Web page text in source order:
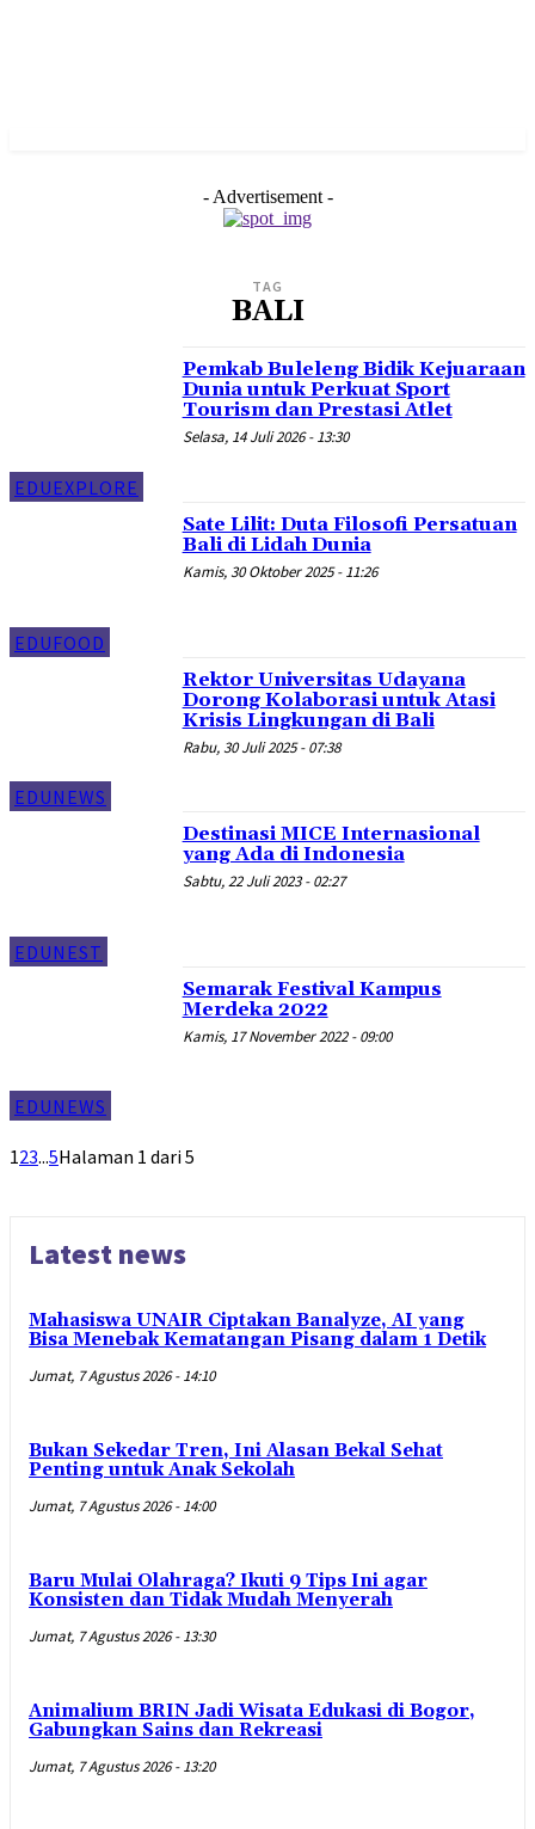
- Advertisement -
TAG
BALI
EDUEXPLORE
Pemkab Buleleng Bidik Kejuaraan
Dunia untuk Perkuat Sport
Tourism dan Prestasi Atlet
Selasa, 14 Juli 2026 - 13:30
EDUFOOD
Sate Lilit: Duta Filosofi Persatuan
Bali di Lidah Dunia
Kamis, 30 Oktober 2025 - 11:26
EDUNEWS
Rektor Universitas Udayana
Dorong Kolaborasi untuk Atasi
Krisis Lingkungan di Bali
Rabu, 30 Juli 2025 - 07:38
EDUNEST
Destinasi MICE Internasional
yang Ada di Indonesia
Sabtu, 22 Juli 2023 - 02:27
EDUNEWS
Semarak Festival Kampus
Merdeka 2022
Kamis, 17 November 2022 - 09:00
123...5Halaman 1 dari 5
Latest news
Mahasiswa UNAIR Ciptakan Banalyze, AI yang
Bisa Menebak Kematangan Pisang dalam 1 Detik
Jumat, 7 Agustus 2026 - 14:10
Bukan Sekedar Tren, Ini Alasan Bekal Sehat
Penting untuk Anak Sekolah
Jumat, 7 Agustus 2026 - 14:00
Baru Mulai Olahraga? Ikuti 9 Tips Ini agar
Konsisten dan Tidak Mudah Menyerah
Jumat, 7 Agustus 2026 - 13:30
Animalium BRIN Jadi Wisata Edukasi di Bogor,
Gabungkan Sains dan Rekreasi
Jumat, 7 Agustus 2026 - 13:20